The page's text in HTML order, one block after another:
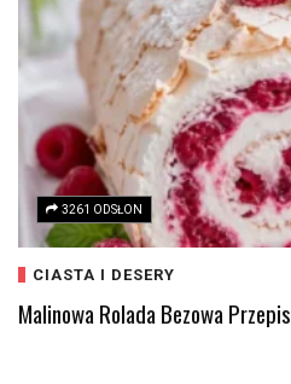
3261 ODSŁON
CIASTA I DESERY
Malinowa Rolada Bezowa Przepis